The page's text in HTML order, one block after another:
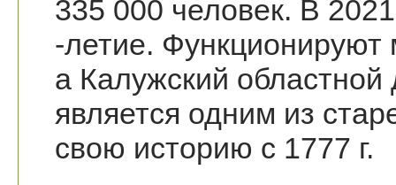
335 000 человек. В
-летие. Функционируют
а Калужский областной
является одним из
свою историю с 1777 г.